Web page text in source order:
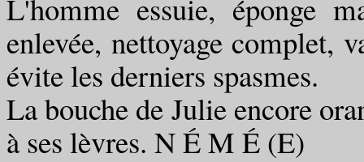
L'homme essuie, éponge
enlevée, nettoyage complet,
évite les derniers spasmes.
La bouche de Julie encore
à ses lèvres. N É M É (E)